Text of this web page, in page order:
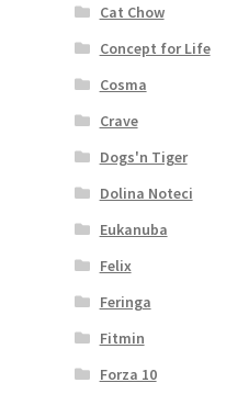
Cat Chow
Concept for Life
Cosma
Crave
Dogs'n Tiger
Dolina Noteci
Eukanuba
Felix
Feringa
Fitmin
Forza 10